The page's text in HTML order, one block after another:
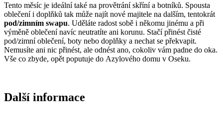
Tento měsíc je ideální také na provětrání skříní a botníků. Spousta
oblečení i doplňků tak může najít nové majitele na dalším, tentokrát
pod/zimním swapu. Uděláte radost sobě i někomu jinému a při
výměně oblečení navíc neutratíte ani korunu. Stačí přinést čisté
pod/zimní oblečení, boty nebo doplňky a nechat se překvapit.
Nemusíte ani nic přinést, ale odnést ano, cokoliv vám padne do oka.
Vše co zbyde, opět poputuje do Azylového domu v Oseku.
Další informace